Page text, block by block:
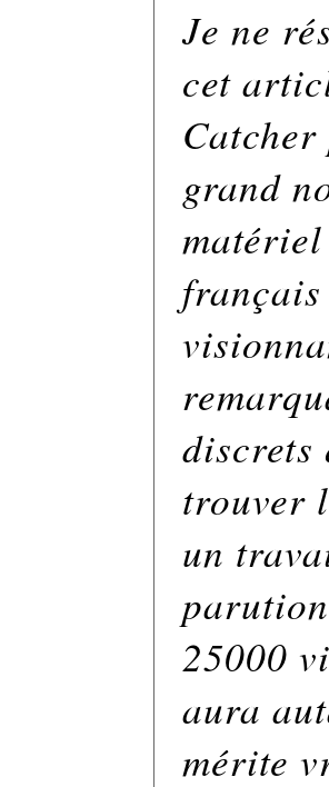
Je ne
cet
grand
discrets
trouver
un
25000
aura
mérite